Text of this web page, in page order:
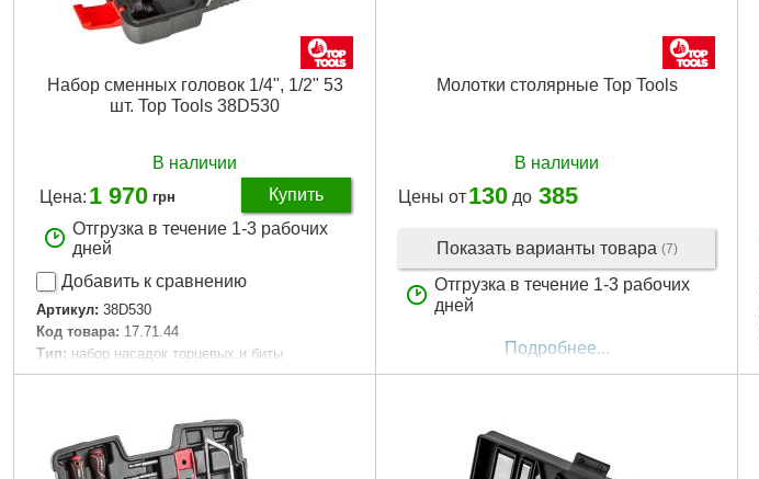
Набор сменных головок 1/4", 1/2" 53
шт. Top Tools 38D530
В наличии
Цена: 1 970 грн
Купить
Отгрузка в течение 1-3 рабочих
дней
Добавить к сравнению
Артикул: 38D530
Код товара: 17.71.44
Тип: набор насадок торцевых и биты
Материал: углеродистая сталь
Количество в наборе, шт: 53
Габариты упаковки: 320x220x80 мм
Вес брутто: 3,205 г
Молотки столярные Top Tools
В наличии
Цены от130 до 385
Показать варианты товара (7)
Отгрузка в течение 1-3 рабочих
дней
Подробнее...